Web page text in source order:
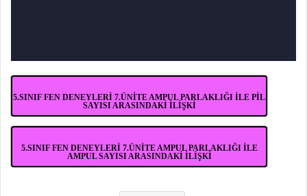
5.SINIF FEN DENEYLERİ 7.ÜNİTE AMPUL PARLAKLIĞI İLE PİL
SAYISI ARASINDAKİ İLİŞKİ
5.SINIF FEN DENEYLERİ 7.ÜNİTE AMPUL PARLAKLIĞI İLE
AMPUL SAYISI ARASINDAKİ İLİŞKİ